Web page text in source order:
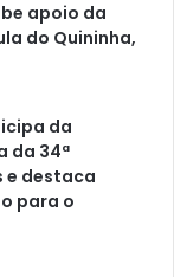
apoio da
do Quininha,
da
da 34ª
e destaca
para o